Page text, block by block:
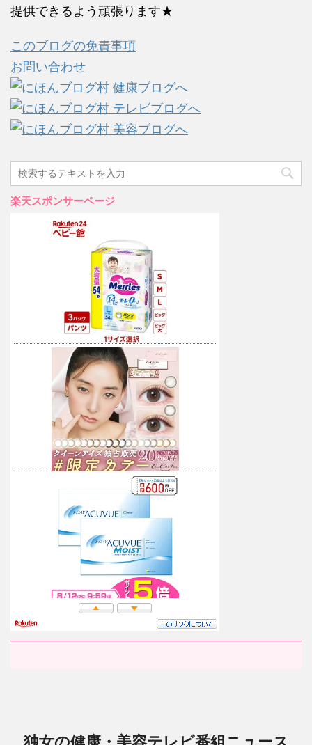
提供できるよう頑張ります★
このブログの免責事項
お問い合わせ
楽天スポンサーページ